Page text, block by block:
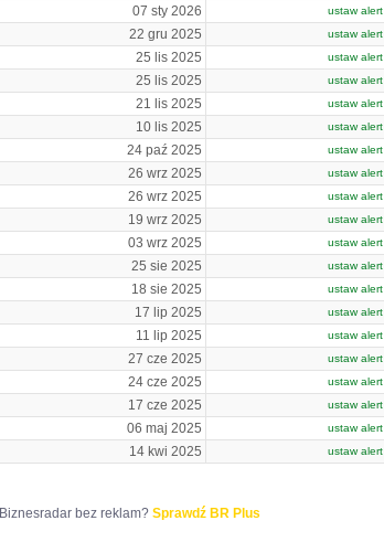
07 sty 2026 ustaw alert
22 gru 2025 ustaw alert
25 lis 2025 ustaw alert
25 lis 2025 ustaw alert
21 lis 2025 ustaw alert
10 lis 2025 ustaw alert
24 paź 2025 ustaw alert
26 wrz 2025 ustaw alert
26 wrz 2025 ustaw alert
19 wrz 2025 ustaw alert
03 wrz 2025 ustaw alert
25 sie 2025 ustaw alert
18 sie 2025 ustaw alert
17 lip 2025 ustaw alert
11 lip 2025 ustaw alert
27 cze 2025 ustaw alert
24 cze 2025 ustaw alert
17 cze 2025 ustaw alert
06 maj 2025 ustaw alert
14 kwi 2025 ustaw alert
Biznesradar bez reklam? Sprawdź BR Plus